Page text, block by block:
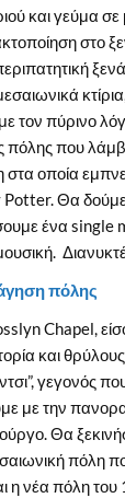
και γεύμα σε
στο
τον πύρινο
πόλης που
στα οποία
Potter. Θα
ένα single
πόλης
Chapel,
και
γεγονός
με την
Θα
πόλη
η νέα πόλη